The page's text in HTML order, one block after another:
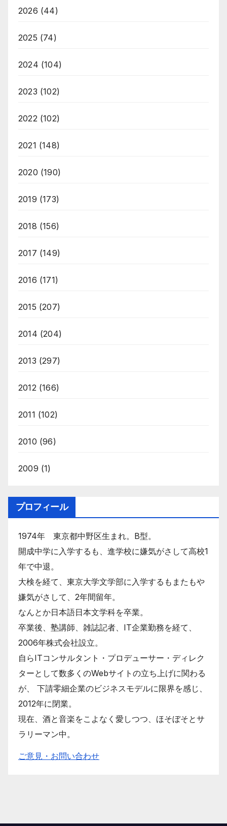
2026 (44)
2025 (74)
2024 (104)
2023 (102)
2022(102)
2021 (148)
2020 (190)
2019 (173)
2018 (156)
2017 (149)
2016 (171)
2015 (207)
2014 (204)
2013 (297)
2012(166)
2011 (102)
2010 (96)
2009 (1)
プロフィール
1974年 東京都中野区生まれ。B型。
開成中学に入学するも、進学校に嫌気がさして高校1
年で中退。
大検を経て、東京大学文学部に入学するもまたもや
嫌気がさして、2年間留年。
なんとか日本語日本文学科を卒業。
卒業後、塾講師、雑誌記者、IT企業勤務を経て、
2006年株式会社設立。
自らITコンサルタント・プロデューサー・ディレク
ターとして数多くのWebサイトの立ち上げに関わる
が、 下請零細企業のビジネスモデルに限界を感じ、
2012年に閉業。
現在、酒と音楽をこよなく愛しつつ、ほそぼそとサ
ラリーマン中。
ご意見・お問い合わせ